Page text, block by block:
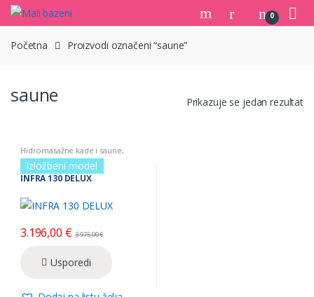
Skip
to
navigation
Skip
to
content
0
Početna Proizvodi označeni “saune”
saune Prikazuje se jedan rezultat
Hidromasažne kade i saune,
Saune
Izložbeni model
INFRA 130 DELUX
3.196,00 € 3.975,00€
Usporedi